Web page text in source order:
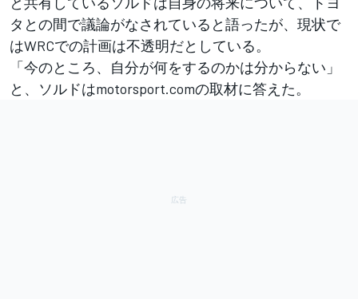
タとの間で議論がなされていると語ったが、現状で
はWRCでの計画は不透明だとしている。
「今のところ、自分が何をするのかは分からない」
と、ソルドはmotorsport.comの取材に答えた。